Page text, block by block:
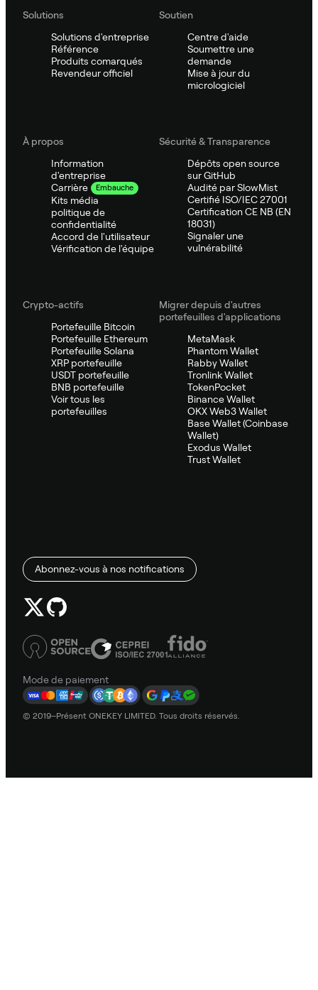
Solutions
Solutions d'entreprise
Référence
Produits comarqués
Revendeur officiel
Soutien
Centre d'aide
Soumettre une
demande
Mise à jour du
micrologiciel
À propos
Information
d'entreprise
Carrière
Embauche
Kits média
politique de
confidentialité
Accord de l'utilisateur
Vérification de l'équipe
Sécurité & Transparence
Dépôts open source
sur GitHub
Audité par SlowMist
Certifié ISO/IEC 27001
Certification CE NB (EN
18031)
Signaler une
vulnérabilité
Crypto-actifs
Portefeuille Bitcoin
Portefeuille Ethereum
Portefeuille Solana
XRP portefeuille
USDT portefeuille
BNB portefeuille
Voir tous les
portefeuilles
Migrer depuis d'autres
portefeuilles d'applications
MetaMask
Phantom Wallet
Rabby Wallet
Tronlink Wallet
TokenPocket
Binance Wallet
OKX Web3 Wallet
Base Wallet (Coinbase
Wallet)
Exodus Wallet
Trust Wallet
Abonnez-vous à nos notifications
Mode de paiement
© 2019–Présent ONEKEY LIMITED. Tous droits réservés.